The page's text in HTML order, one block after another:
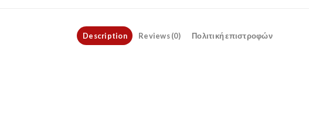
Description Reviews (0) Πολιτική επιστροφών